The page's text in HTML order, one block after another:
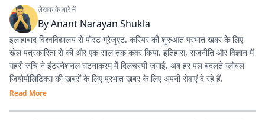
लेखक के बारे में
ByAnant Narayan Shukla
इलाहाबाद विश्वविद्यालय से पोस्ट ग्रेजुएट. करियर की शुरुआत प्रभात खबर के लिए
खेल पत्रकारिता से की और एक साल तक कवर किया. इतिहास, राजनीति और विज्ञान में
गहरी रुचि ने इंटरनेशनल घटनाक्रम में दिलचस्पी जगाई. अब हर पल बदलते ग्लोबल
जियोपोलिटिक्स की खबरों के लिए प्रभात खबर के लिए अपनी सेवाएं दे रहे हैं.
Read More